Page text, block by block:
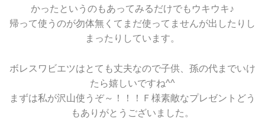
かったというのもあってみるだけでもウキウキ♪
帰って使うのが勿体無くてまだ使ってませんが出したりし
まったりしています。
ボレスワビエツはとても丈夫なので子供、孫の代までいけ
たら嬉しいですね^^
まずは私が沢山使うぞ～！！！Ｆ様素敵なプレゼントどう
もありがとうございました。